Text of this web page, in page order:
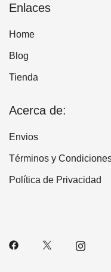
Enlaces
Home
Blog
Tienda
Acerca de:
Envios
Términos y
Política de Privacidad